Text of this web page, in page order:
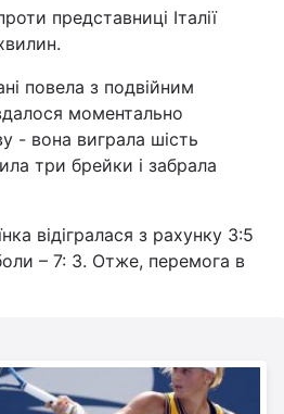
представниці Італії
повела з подвійним
моментально
- вона виграла шість
три брейки і забрала
відігралася з рахунку 3:5
– 7: 3. Отже, перемога в